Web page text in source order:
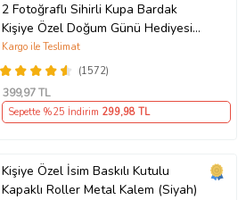
2 Fotoğraflı Sihirli Kupa Bardak
Kişiye Özel Doğum Günü Hediyesi
Sevgiliye Hediye Anneye Babaya
Ablaya Abiye Kız Erkek Kardeşe
Arkadaşa Resimli Günü Yıl Dönümü
Hediyesi
(1572)
Kargo ile Teslimat
399,97 TL
Sepette %25 İndirim 299,98 TL
Kişiye Özel İsim Baskılı Kutulu
Kapaklı Roller Metal Kalem (Siyah)